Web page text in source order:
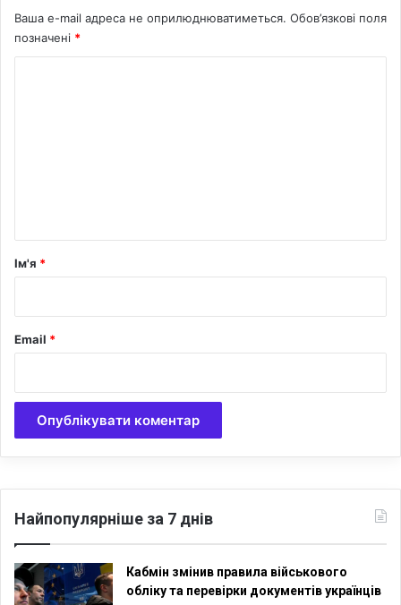
Ваша e-mail адреса не оприлюднюватиметься. Обов’язкові поля
позначені *
рІм'я *
Email *
Найпопулярніше за 7 днів
Кабмін змінив правила військового
обліку та перевірки документів українців